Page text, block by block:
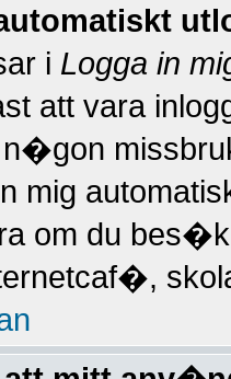
i Logga in
att vara
mig
om du